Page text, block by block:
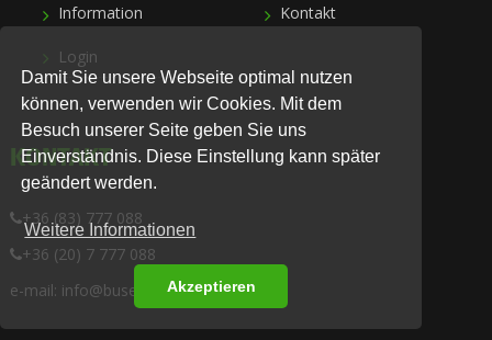
Damit Sie unsere Webseite optimal nutzen
können, verwenden wir Cookies. Mit dem
Besuch unserer Seite geben Sie uns
Einverständnis. Diese Einstellung kann später
geändert werden.
Weitere Informationen
Akzeptieren
Information Kontakt
Login
KONTAKT
+36 (83) 777 088
+36 (20) 7 777 088
e-mail: info@busexpress.hu